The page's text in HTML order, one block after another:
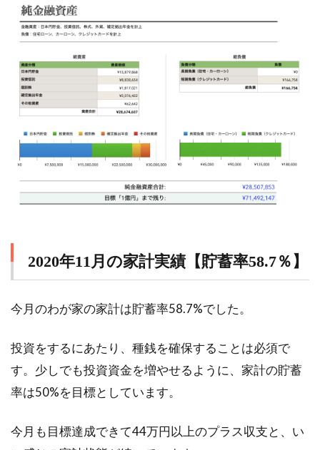
2020年11月の家計実績【貯蓄率58.7％】
今月のわが家の家計は貯蓄率58.7%でした。
投資をするにあたり、種銭を確保することは必須で
す。少しでも投資資金を増やせるように、家計の貯蓄
率は50%を目標としています。
今月も目標達成できて44万円以上のプラス収支と、い